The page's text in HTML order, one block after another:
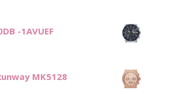
-1AVUEF
MK5128